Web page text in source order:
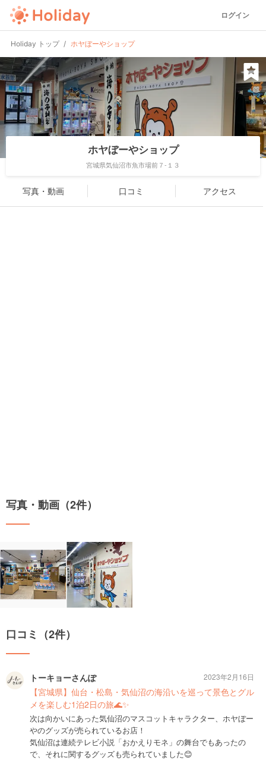
ログイン
Holiday トップ ホヤぼーやショップ
ホヤぼーやショップ
宮城県気仙沼市魚市場前７-１３
写真・動画 口コミ アクセス
写真・動画（2件）
口コミ（2件）
トーキョーさんぽ
【宮城県】仙台・松島・気仙沼の海沿いを巡って景色とグル
メを楽しむ1泊2日の旅🌊✨
次は向かいにあった気仙沼のマスコットキャラクター、ホヤぼー
やのグッズが売られているお店！
気仙沼は連続テレビ小説「おかえりモネ」の舞台でもあったの
で、それに関するグッズも売られていました😊
2023年2月16日